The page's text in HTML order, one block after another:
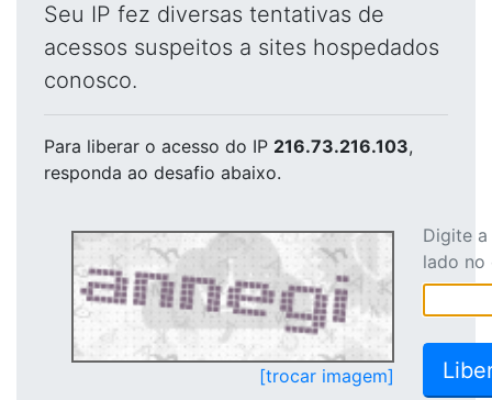
Seu IP fez diversas tentativas de
acessos suspeitos a sites hospedados
conosco.
Para liberar o acesso do IP 216.73.216.103,
responda ao desafio abaixo.
[trocar imagem]
Digite
lado no